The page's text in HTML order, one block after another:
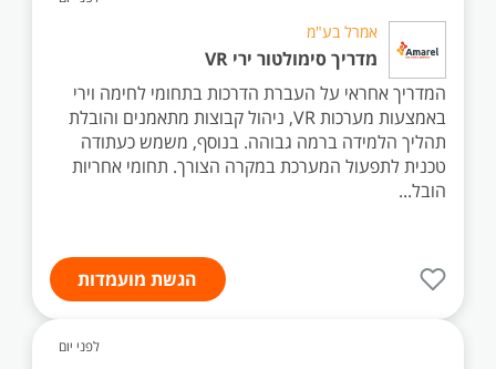
אמרל בע"מ
מדריך סימולטור ירי VR
המדריך אחראי על העברת הדרכות בתחומי לחימה וירי
באמצעות מערכות VR, ניהול קבוצות מתאמנים והובלת
תהליך הלמידה ברמה גבוהה. בנוסף, משמש כעתודה
טכנית לתפעול המערכת במקרה הצורך. תחומי אחריות
הובל...
הגשת מועמדות
לפני יום